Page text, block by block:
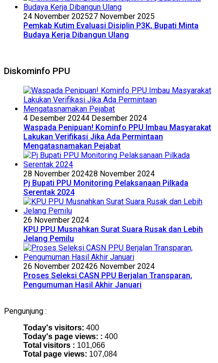
24 November 202527 November 2025
Pemkab Kutim Evaluasi Disiplin P3K, Bupati Minta
Budaya Kerja Dibangun Ulang
Diskominfo PPU
4 Desember 20244 Desember 2024
Waspada Penipuan! Kominfo PPU Imbau Masyarakat
Lakukan Verifikasi Jika Ada Permintaan
Mengatasnamakan Pejabat
28 November 202428 November 2024
Pj Bupati PPU Monitoring Pelaksanaan Pilkada
Serentak 2024
26 November 2024
KPU PPU Musnahkan Surat Suara Rusak dan Lebih
Jelang Pemilu
26 November 202426 November 2024
Proses Seleksi CASN PPU Berjalan Transparan,
Pengumuman Hasil Akhir Januari
Pengunjung :
Today's visitors: 400
Today's page views: : 400
Total visitors : 101,066
Total page views: 107,084